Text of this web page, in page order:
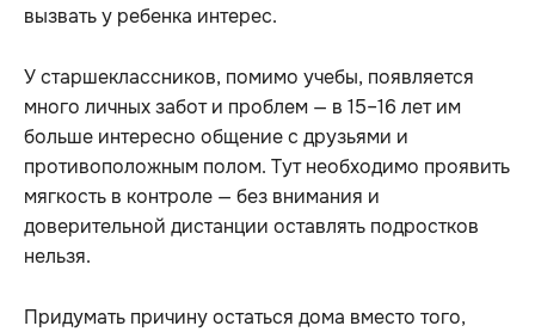
вызвать у ребенка интерес.
У старшеклассников, помимо учебы, появляется
много личных забот и проблем — в 15–16 лет им
больше интересно общение с друзьями и
противоположным полом. Тут необходимо проявить
мягкость в контроле — без внимания и
доверительной дистанции оставлять подростков
нельзя.
Придумать причину остаться дома вместо того,